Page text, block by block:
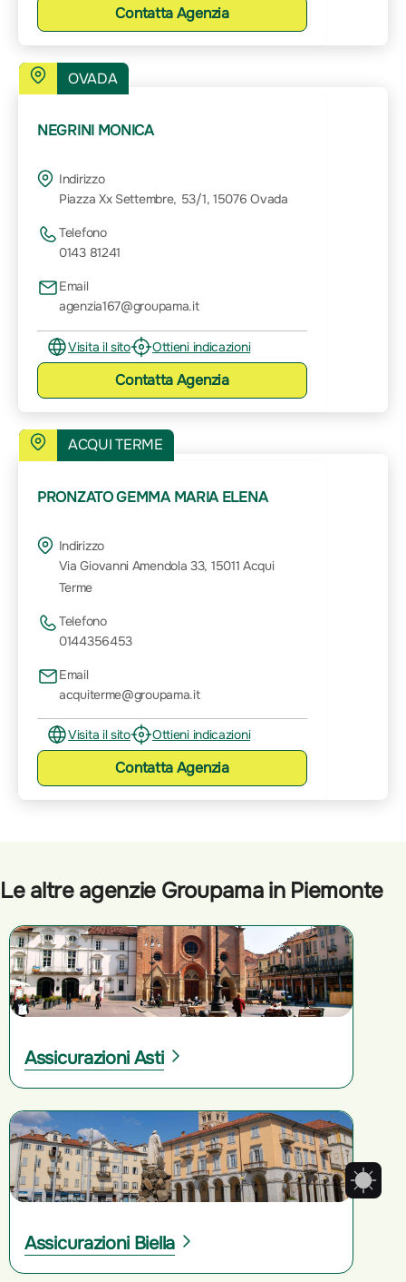
ContattaAgenzia
OVADA
NEGRINI MONICA
Indirizzo
Piazza Xx Settembre, 53/1, 15076 Ovada
Telefono
0143 81241
Email
agenzia167@groupama.it
Visita il sito Ottieni indicazioni
ContattaAgenzia
ACQUI TERME
PRONZATO GEMMA MARIA ELENA
Indirizzo
Via Giovanni Amendola 33, 15011 Acqui
Terme
Telefono
0144356453
Email
acquiterme@groupama.it
Visita il sito Ottieni indicazioni
ContattaAgenzia
Le altre agenzie Groupama in Piemonte
Assicurazioni Asti
Assicurazioni Biella